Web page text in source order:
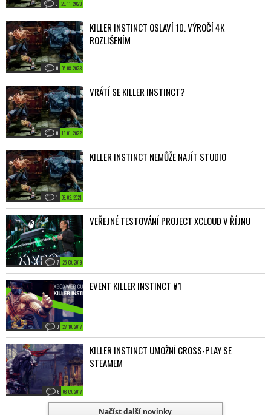
28. 11. 2023
0
05. 08. 2023
0
KILLER INSTINCT OSLAVÍ 10. VÝROČÍ 4K
ROZLIŠENÍM
18. 01. 2022
0
VRÁTÍ SE KILLER INSTINCT?
08. 02. 2021
1
KILLER INSTINCT NEMŮŽE NAJÍT STUDIO
25. 09. 2019
7
VEŘEJNÉ TESTOVÁNÍ PROJECT XCLOUD V ŘÍJNU
27. 10. 2017
0
EVENT KILLER INSTINCT #1
08. 09. 2017
6
KILLER INSTINCT UMOŽNÍ CROSS-PLAY SE
STEAMEM
Načíst další novinky